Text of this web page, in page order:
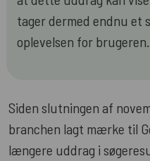
tager dermed endnu et
oplevelsen for brugeren.
Siden slutningen af
branchen lagt mærke til
længere uddrag i